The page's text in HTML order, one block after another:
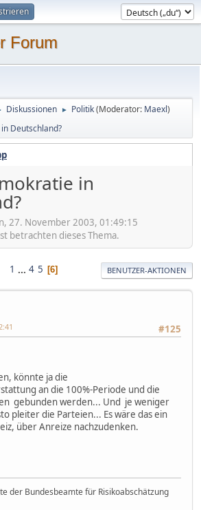
Forum
Diskussionen ► Politik(Moderator: Maexl)
Deutschland?
in
27. November 2003, 01:49:15
betrachten dieses Thema.
1 ... 4 5 6 BENUTZER-AKTIONEN
#125
könnte ja die
an die 100%-Periode und die
gebunden werden... Und je weniger
pleiter die Parteien... Es wäre das ein
über Anreize nachzudenken.
der Bundesbeamte für Risikoabschätzung